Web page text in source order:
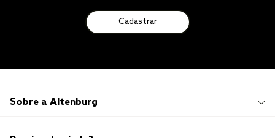
Cadastrar
Sobre a Altenburg